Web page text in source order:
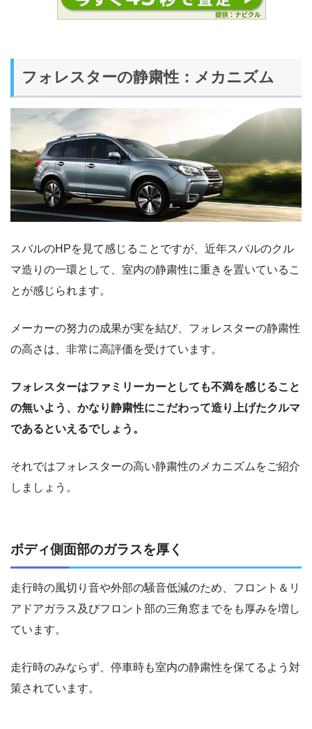
フォレスターの静粛性：メカニズム
スバルのHPを見て感じることですが、近年スバルのクル
マ造りの一環として、室内の静粛性に重きを置いているこ
とが感じられます。
メーカーの努力の成果が実を結び、フォレスターの静粛性
の高さは、非常に高評価を受けています。
フォレスターはファミリーカーとしても不満を感じること
の無いよう、かなり静粛性にこだわって造り上げたクルマ
であるといえるでしょう。
それではフォレスターの高い静粛性のメカニズムをご紹介
しましょう。
ボディ側面部のガラスを厚く
走行時の風切り音や外部の騒音低減のため、フロント＆リ
アドアガラス及びフロント部の三角窓までをも厚みを増し
ています。
走行時のみならず、停車時も室内の静粛性を保てるよう対
策されています。